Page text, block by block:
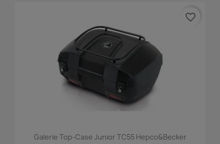
Galerie Top-Case Junior TC55 Hepco&Becker
favorite_border